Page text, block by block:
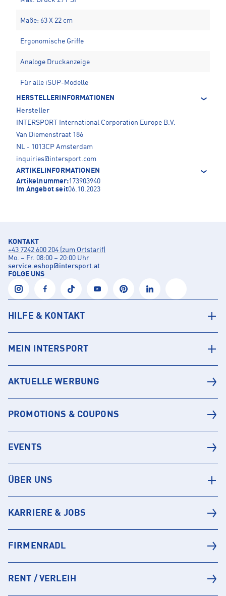
Maße: 63 X 22 cm
Ergonomische Griffe
Analoge Druckanzeige
Für alle iSUP-Modelle
HERSTELLERINFORMATIONEN
Hersteller
INTERSPORT International Corporation Europe B.V.
Van Diemenstraat 186
NL - 1013CP Amsterdam
inquiries@intersport.com
ARTIKELINFORMATIONEN
Artikelnummer:173903940
Im Angebot seit06.10.2023
KONTAKT
+43 7242 600 204 (zum Ortstarif)
Mo. – Fr. 08:00 – 20:00 Uhr
service.eshop@intersport.at
FOLGE UNS
HILFE & KONTAKT
MEIN INTERSPORT
AKTUELLE WERBUNG
PROMOTIONS & COUPONS
EVENTS
ÜBER UNS
KARRIERE & JOBS
FIRMENRADL
RENT / VERLEIH